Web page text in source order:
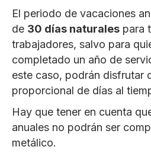
El periodo de vacaciones
de 30 días naturales para
trabajadores, salvo para
completado un año de
este caso, podrán disfrutar
proporcional de días al
Hay que tener en cuenta
anuales no podrán ser
metálico.